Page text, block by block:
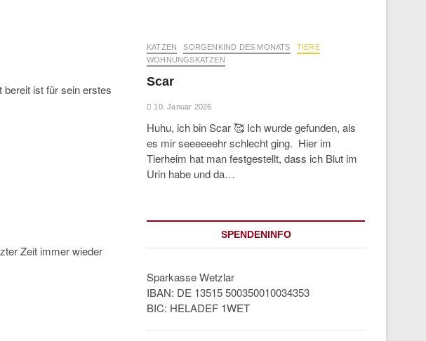
bereit ist für sein erstes
Zeit immer wieder
KATZEN SORGENKIND DES MONATS
TIERE
WOHNUNGSKATZEN
Scar
10. Januar 2026
Huhu, ich bin Scar 🥰 Ich wurde gefunden, als
es mir seeeeeehr schlecht ging. Hier im
Tierheim hat man festgestellt, dass ich Blut im
Urin habe und da…
SPENDENINFO
Sparkasse Wetzlar
IBAN: DE 13515 500350010034353
BIC: HELADEF 1WET